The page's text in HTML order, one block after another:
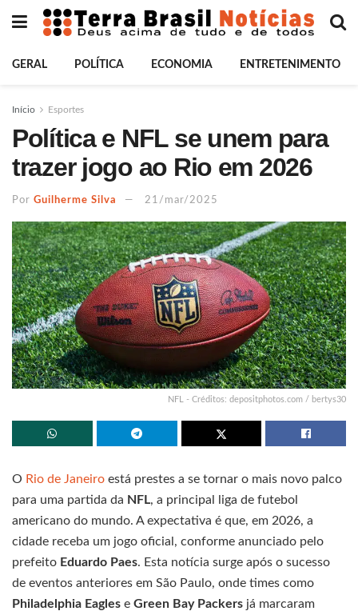
GERAL POLÍTICA ECONOMIA ENTRETENIMENTO
Início Esportes
Política e NFL se unem para
trazer jogo ao Rio em 2026
Por Guilherme Silva 21/mar/2025
NFL - Créditos: depositphotos.com / bertys30
O Rio de Janeiro está prestes a se tornar o mais novo palco
para uma partida da NFL, a principal liga de futebol
americano do mundo. A expectativa é que, em 2026, a
cidade receba um jogo oficial, conforme anunciado pelo
prefeito Eduardo Paes. Esta notícia surge após o sucesso
de eventos anteriores em São Paulo, onde times como
Philadelphia Eagles e Green Bay Packers já marcaram